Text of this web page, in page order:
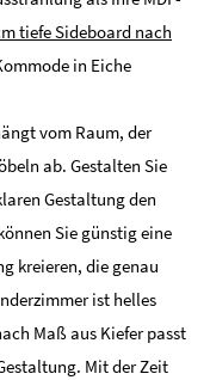
tiefe Sideboard nach
in Eiche
vom Raum, der
ab. Gestalten Sie
Gestaltung den
Sie günstig eine
kreieren, die genau
ist helles
Maß aus Kiefer passt
Mit der Zeit